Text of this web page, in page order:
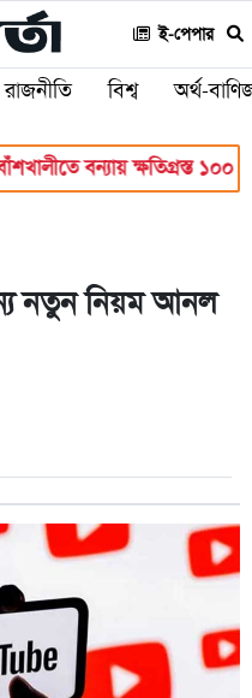
ই-পেপার
রাজনীতি বিশ্ব অর্থ-
বন্যায় ক্ষতিগ্রস্ত ১০০
নতুন নিয়ম আনল